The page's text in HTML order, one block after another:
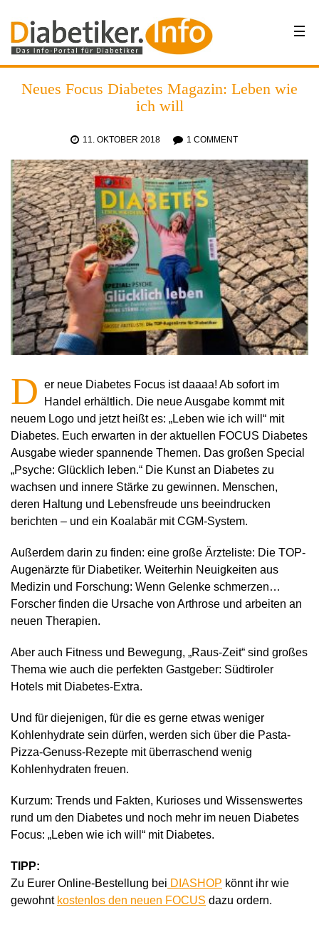
Neues Focus Diabetes Magazin: Leben wie
ich will
11. OKTOBER 2018 1 COMMENT
D er neue Diabetes Focus ist daaaa! Ab sofort im
Handel erhältlich. Die neue Ausgabe kommt mit
neuem Logo und jetzt heißt es: „Leben wie ich will“ mit
Diabetes. Euch erwarten in der aktuellen FOCUS Diabetes
Ausgabe wieder spannende Themen. Das großen Special
„Psyche: Glücklich leben.“ Die Kunst an Diabetes zu
wachsen und innere Stärke zu gewinnen. Menschen,
deren Haltung und Lebensfreude uns beeindrucken
berichten – und ein Koalabär mit CGM-System.
Außerdem darin zu finden: eine große Ärzteliste: Die TOP-
Augenärzte für Diabetiker. Weiterhin Neuigkeiten aus
Medizin und Forschung: Wenn Gelenke schmerzen…
Forscher finden die Ursache von Arthrose und arbeiten an
neuen Therapien.
Aber auch Fitness und Bewegung, „Raus-Zeit“ sind großes
Thema wie auch die perfekten Gastgeber: Südtiroler
Hotels mit Diabetes-Extra.
Und für diejenigen, für die es gerne etwas weniger
Kohlenhydrate sein dürfen, werden sich über die Pasta-
Pizza-Genuss-Rezepte mit überraschend wenig
Kohlenhydraten freuen.
Kurzum: Trends und Fakten, Kurioses und Wissenswertes
rund um den Diabetes und noch mehr im neuen Diabetes
Focus: „Leben wie ich will“ mit Diabetes.
TIPP:
Zu Eurer Online-Bestellung bei DIASHOP könnt ihr wie
gewohnt kostenlos den neuen FOCUS dazu ordern.